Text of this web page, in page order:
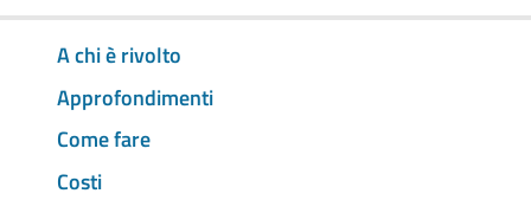
A chi è rivolto
Approfondimenti
Come fare
Costi